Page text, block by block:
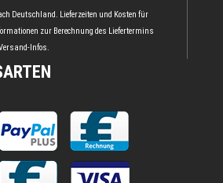
Deutschland. Lieferzeiten und Kosten für
zur Berechnung des Liefertermins
Infos.